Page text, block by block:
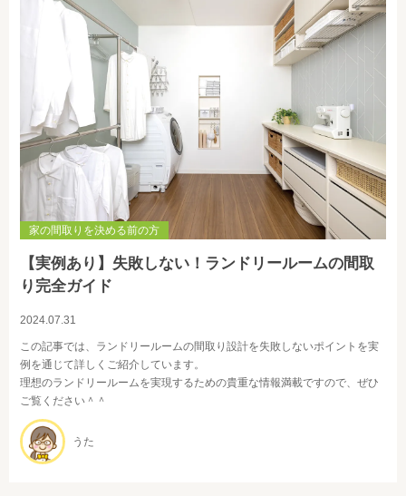
家の間取りを決める前の方
【実例あり】失敗しない！ランドリールームの間取
り完全ガイド
2024.07.31
この記事では、ランドリールームの間取り設計を失敗しないポイントを実
例を通じて詳しくご紹介しています。
理想のランドリールームを実現するための貴重な情報満載ですので、ぜひ
ご覧ください＾＾
うた